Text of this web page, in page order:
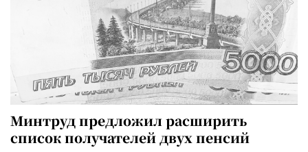
Минтруд предложил расширить
список получателей двух пенсий